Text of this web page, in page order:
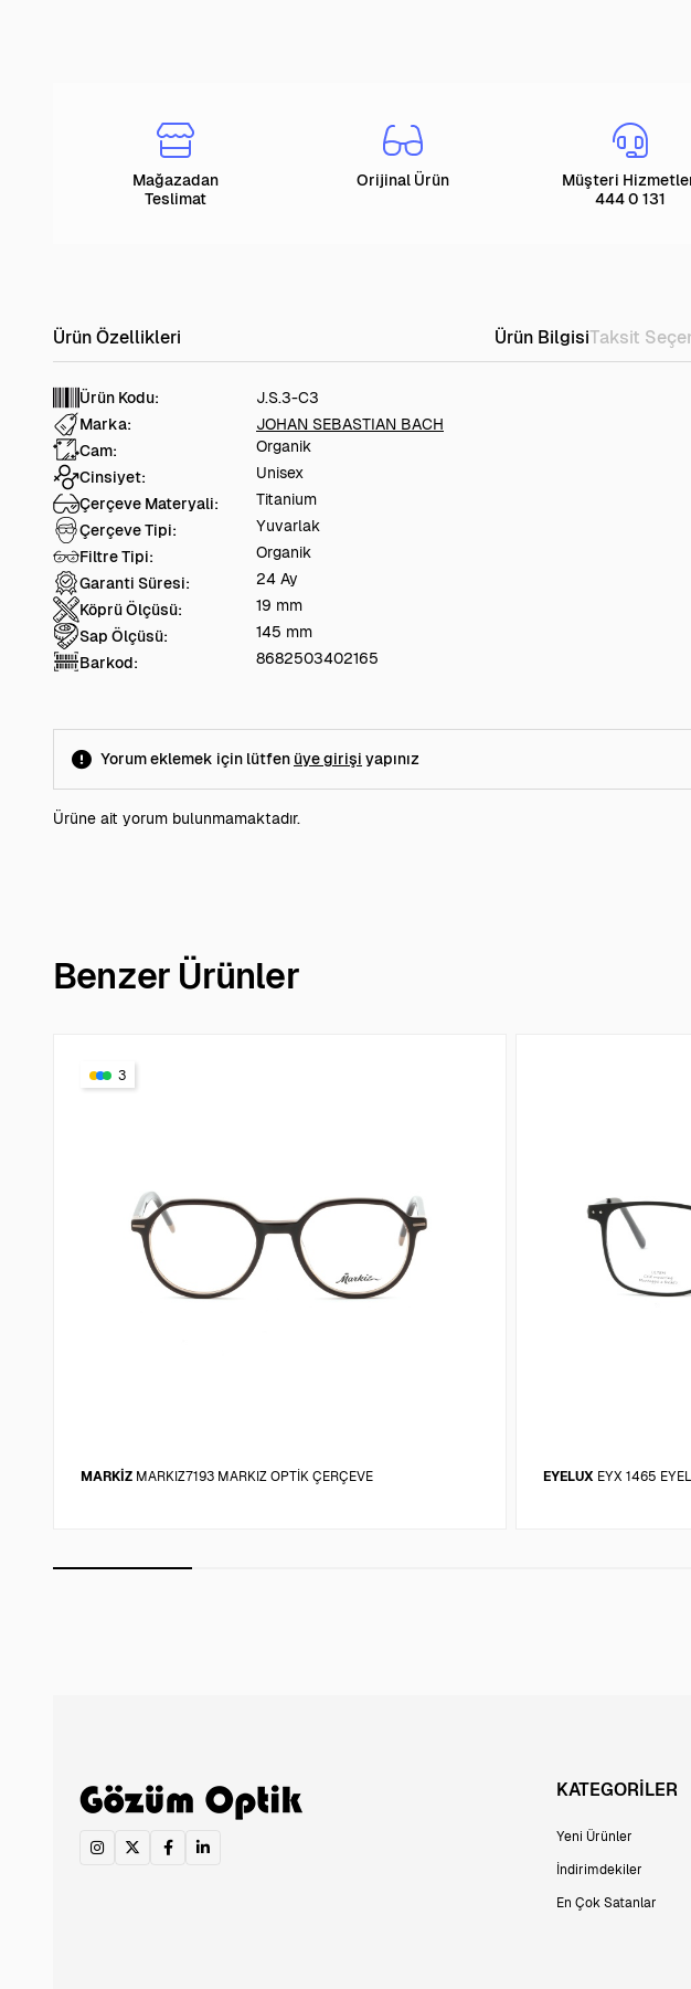
Mağazadan
Teslimat
Orijinal Ürün
Müşteri
444 0 131
Ürün Kodu:
J.S.3-C3
Marka:
JOHAN SEBASTIAN BACH
Cam:
Organik
Cinsiyet:
Unisex
Çerçeve Materyali:
Titanium
Çerçeve Tipi:
Yuvarlak
Filtre Tipi:
Organik
Garanti Süresi:
24 Ay
Köprü Ölçüsü:
19 mm
Sap Ölçüsü:
145 mm
Barkod:
8682503402165
Ürün BilgisiTaksit
Yorum eklemek için lütfen üye girişi yapınız
Ürüne ait yorum bulunmamaktadır.
Benzer Ürünler
3
MARKİZ MARKIZ7193 MARKIZ OPTİK ÇERÇEVE EYELUX EYX 1465
KATEGORİLER
Yeni Ürünler
İndirimdekiler
En Çok Satanlar